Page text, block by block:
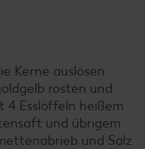
Kerne auslösen.
rösten und
4 Esslöffeln heißem
und übrigem
und Salz